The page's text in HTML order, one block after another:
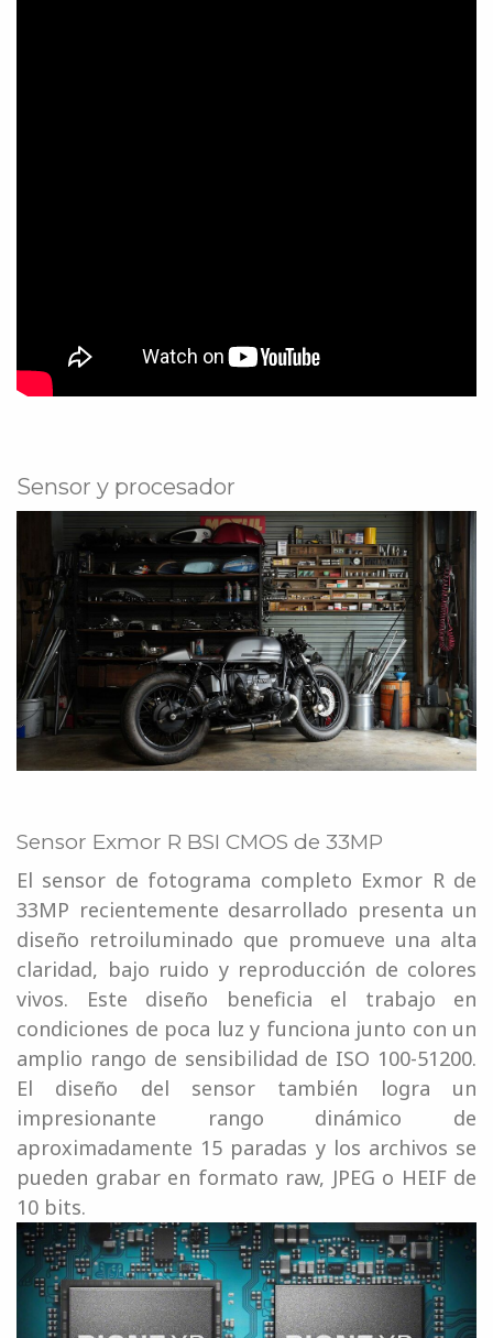
Sensor y procesador
Sensor Exmor R BSI CMOS de 33MP
El sensor de fotograma completo Exmor R de
33MP recientemente desarrollado presenta un
diseño retroiluminado que promueve una alta
claridad, bajo ruido y reproducción de colores
vivos. Este diseño beneficia el trabajo en
condiciones de poca luz y funciona junto con un
amplio rango de sensibilidad de ISO 100-51200.
El diseño del sensor también logra un
impresionante rango dinámico de
aproximadamente 15 paradas y los archivos se
pueden grabar en formato raw, JPEG o HEIF de
10 bits.